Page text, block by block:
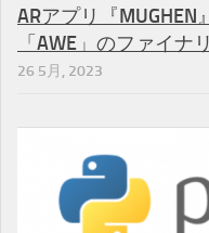
ARアプリ『
「AWE」のファイナ
26 5月, 2023